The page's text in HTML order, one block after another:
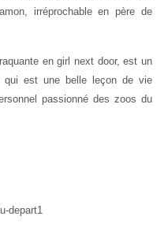
irréprochable en père de
en girl next door, est un
est une belle leçon de vie
passionné des zoos du